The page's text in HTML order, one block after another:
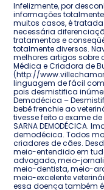
Infelizmente, por
informações
muitos casos, é
necessária
tratamentos e
totalmente diversos.
melhores artigos sobre
Médica e Criadora de
(http://
linguagem de fácil
pois desmistifica
Demodécica –
bebê frenchie ao
tivesse feito o exame
SARNA DEMODÉCICA.
demodécica. Todos
criadores de cães.
meio-entendido em
advogado, meio-
meio-dentista, meio-
meio-excelente
essa doença também